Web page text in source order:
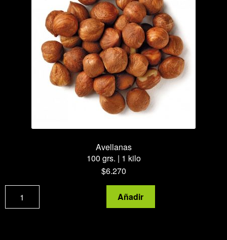
Avellanas
100 grs. | 1 kilo
$6.270
Avellanas
cantidad
Añadir